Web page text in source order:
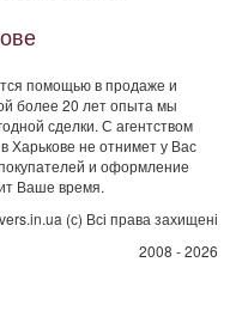
помощью в продаже и
более 20 лет опыта мы
сделки. С агентством
Харькове не отнимет у Вас
и оформление
Ваше время.
(с) Всі права захищені
2008 - 2026